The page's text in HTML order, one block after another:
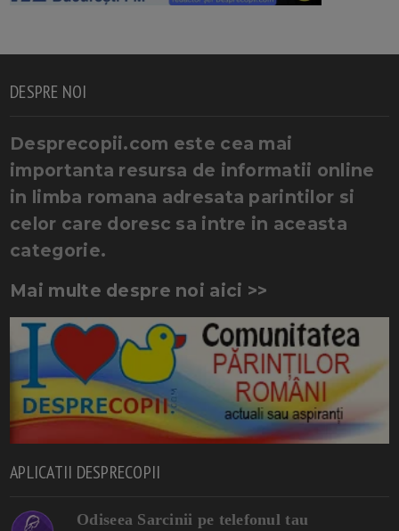
DESPRE NOI
Desprecopii.com este cea mai
importanta resursa de informatii online
in limba romana adresata parintilor si
celor care doresc sa intre in aceasta
categorie.
Mai multe despre noi aici >>
APLICATII DESPRECOPII
Odiseea Sarcinii pe telefonul tau